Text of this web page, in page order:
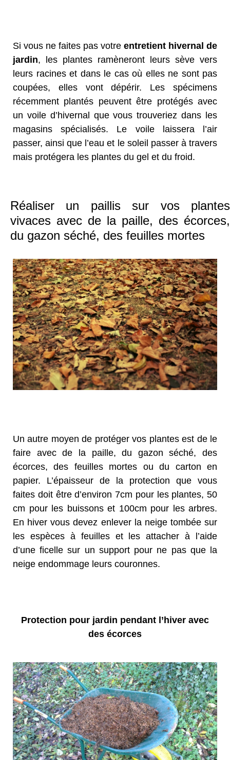
Si vous ne faites pas votre entretient hivernal de
jardin, les plantes ramèneront leurs sève vers
leurs racines et dans le cas où elles ne sont pas
coupées, elles vont dépérir. Les spécimens
récemment plantés peuvent être protégés avec
un voile d’hivernal que vous trouveriez dans les
magasins spécialisés. Le voile laissera l’air
passer, ainsi que l’eau et le soleil passer à travers
mais protégera les plantes du gel et du froid.
Réaliser un paillis sur vos plantes
vivaces avec de la paille, des écorces,
du gazon séché, des feuilles mortes
Un autre moyen de protéger vos plantes est de le
faire avec de la paille, du gazon séché, des
écorces, des feuilles mortes ou du carton en
papier. L’épaisseur de la protection que vous
faites doit être d’environ 7cm pour les plantes, 50
cm pour les buissons et 100cm pour les arbres.
En hiver vous devez enlever la neige tombée sur
les espèces à feuilles et les attacher à l’aide
d’une ficelle sur un support pour ne pas que la
neige endommage leurs couronnes.
Protection pour jardin pendant l’hiver avec
des écorces